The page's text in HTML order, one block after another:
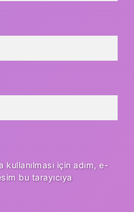
için adım, e-
bu tarayıcıya